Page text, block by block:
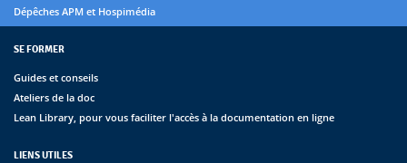
Dépêches APM et Hospimédia
SE FORMER
Guides et conseils
Ateliers de la doc
Lean Library, pour vous faciliter l'accès à la documentation en ligne
LIENS UTILES